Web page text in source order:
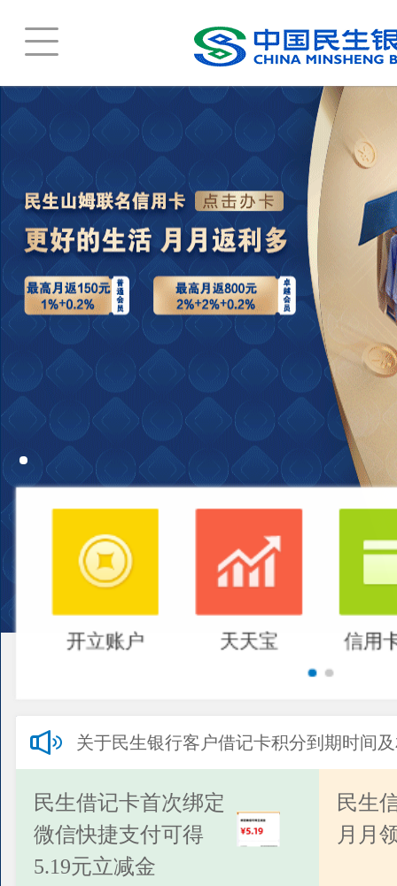
开立账户 天天宝 信用
关于民生银行客户借记卡积分到期时间
公告
民生借记卡首次绑定
微信快捷支付可得
5.19元立减金
民生
月月